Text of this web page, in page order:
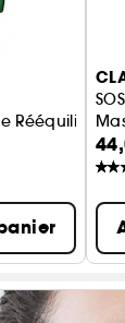
produits
Rééquilibrant